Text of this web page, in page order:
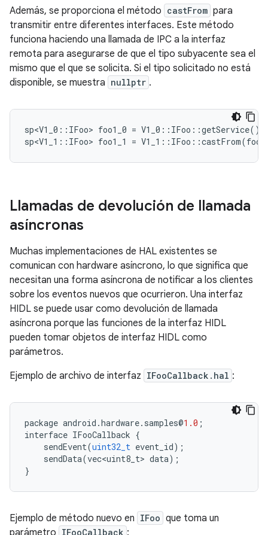
Además, se proporciona el método castFrom para
transmitir entre diferentes interfaces. Este método
funciona haciendo una llamada de IPC a la interfaz
remota para asegurarse de que el tipo subyacente sea el
mismo que el que se solicita. Si el tipo solicitado no está
disponible, se muestra nullptr .
sp<V1_0 :: IFoo> foo1_0 = V1_0 :: IFoo ::getService();
sp<V1_1 :: IFoo> foo1_1 = V1_1 :: IFoo ::castFrom(
Llamadas de devolución de llamada
asíncronas
Muchas implementaciones de HAL existentes se
comunican con hardware asíncrono, lo que significa que
necesitan una forma asíncrona de notificar a los clientes
sobre los eventos nuevos que ocurrieron. Una interfaz
HIDL se puede usar como devolución de llamada
asíncrona porque las funciones de la interfaz HIDL
pueden tomar objetos de interfaz HIDL como
parámetros.
Ejemplo de archivo de interfaz IFooCallback.hal :
package android .hardware. samples@1.0 ;
interface IFooCallback {
sendEvent(uint32_t event_id);
sendData(vec<uint8_t> data);
}
Ejemplo de método nuevo en IFoo que toma un
parámetro IFooCallback :